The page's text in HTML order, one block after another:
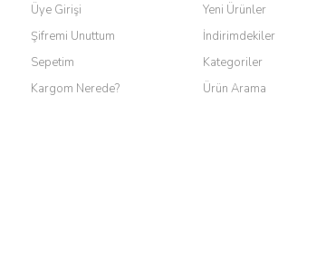
Üye Girişi
Şifremi Unuttum
Sepetim
Kargom Nerede?
Yeni Ürünler
İndirimdekiler
Kategoriler
Ürün Arama